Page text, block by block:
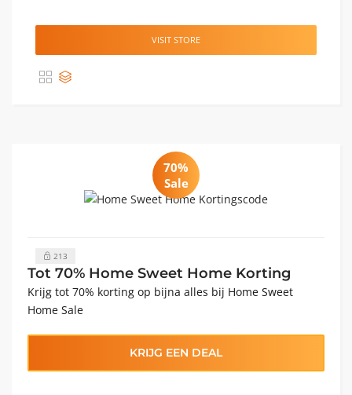
VISIT STORE
70%
Sale
213
Tot 70% Home Sweet Home Korting
Krijg tot 70% korting op bijna alles bij Home Sweet
Home Sale
KRIJG EEN DEAL